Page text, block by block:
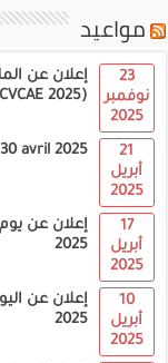
مواعيد
2025)
23
نوفمبر
2025
avril 2025
21
أبريل
2025
2025
17
أبريل
2025
2025
10
أبريل
2025